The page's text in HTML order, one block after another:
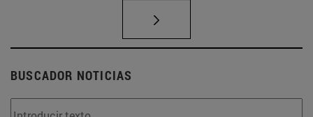
BUSCADOR NOTICIAS